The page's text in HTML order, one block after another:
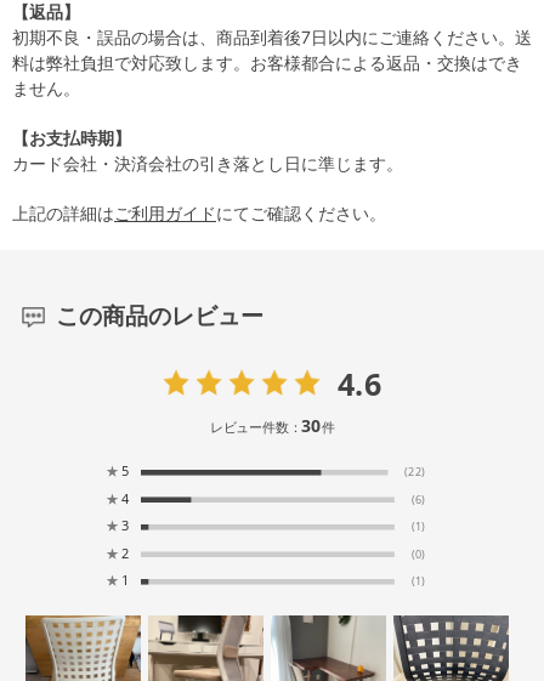
【返品】
初期不良・誤品の場合は、商品到着後7日以内にご連絡ください。送
料は弊社負担で対応致します。お客様都合による返品・交換はでき
ません。
【お支払時期】
カード会社・決済会社の引き落とし日に準じます。
上記の詳細はご利用ガイドにてご確認ください。
この商品のレビュー
4.6
レビュー件数：30件
★ 5 (22)
★ 4 (6)
★ 3 (1)
★ 2 (0)
★ 1 (1)